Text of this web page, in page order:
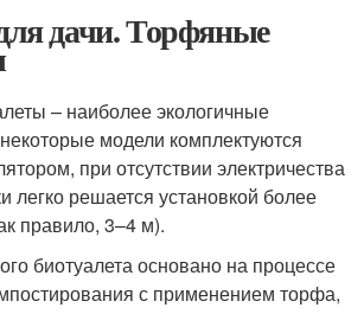
дачи. Торфяные
– наиболее экологичные
модели комплектуются
при отсутствии электричества
легко решается установкой более
правило, 3–4 м).
биотуалета основано на процессе
с применением торфа,